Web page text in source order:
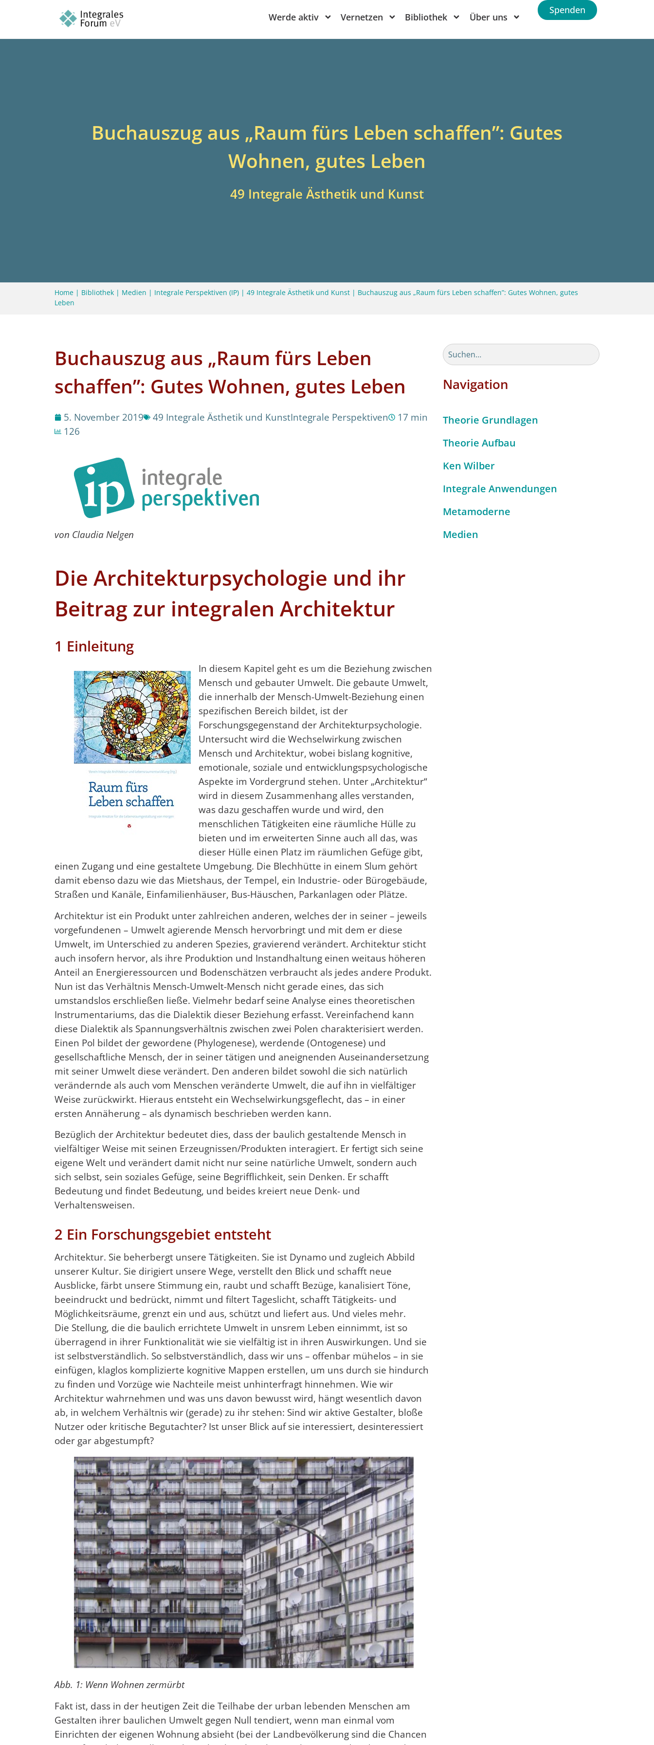
Werde aktiv Vernetzen Bibliothek Über uns
Spenden
Buchauszug aus „Raum fürs Leben schaffen”: Gutes
Wohnen, gutes Leben
49 Integrale Ästhetik und Kunst
Home | Bibliothek | Medien | Integrale Perspektiven (IP) | 49 Integrale Ästhetik und Kunst | Buchauszug aus „Raum fürs Leben schaffen”: Gutes Wohnen, gutes
Leben
Buchauszug aus „Raum fürs Leben
schaffen”: Gutes Wohnen, gutes Leben
5. November 2019 49 Integrale Ästhetik und KunstIntegrale Perspektiven
17 min
126
von Claudia Nelgen
Die Architekturpsychologie und ihr
Beitrag zur integralen Architektur
1 Einleitung
In diesem Kapitel geht es um die Beziehung zwischen
Mensch und gebauter Umwelt. Die gebaute Umwelt,
die innerhalb der Mensch-Umwelt-Beziehung einen
spezifischen Bereich bildet, ist der
Forschungsgegenstand der Architekturpsychologie.
Untersucht wird die Wechselwirkung zwischen
Mensch und Architektur, wobei bislang kognitive,
emotionale, soziale und entwicklungspsychologische
Aspekte im Vordergrund stehen. Unter „Architektur“
wird in diesem Zusammenhang alles verstanden,
was dazu geschaffen wurde und wird, den
menschlichen Tätigkeiten eine räumliche Hülle zu
bieten und im erweiterten Sinne auch all das, was
dieser Hülle einen Platz im räumlichen Gefüge gibt,
einen Zugang und eine gestaltete Umgebung. Die Blechhütte in einem Slum gehört
damit ebenso dazu wie das Mietshaus, der Tempel, ein Industrie- oder Bürogebäude,
Straßen und Kanäle, Einfamilienhäuser, Bus-Häuschen, Parkanlagen oder Plätze.
Architektur ist ein Produkt unter zahlreichen anderen, welches der in seiner – jeweils
vorgefundenen – Umwelt agierende Mensch hervorbringt und mit dem er diese
Umwelt, im Unterschied zu anderen Spezies, gravierend verändert. Architektur sticht
auch insofern hervor, als ihre Produktion und Instandhaltung einen weitaus höheren
Anteil an Energieressourcen und Bodenschätzen verbraucht als jedes andere Produkt.
Nun ist das Verhältnis Mensch-Umwelt-Mensch nicht gerade eines, das sich
umstandslos erschließen ließe. Vielmehr bedarf seine Analyse eines theoretischen
Instrumentariums, das die Dialektik dieser Beziehung erfasst. Vereinfachend kann
diese Dialektik als Spannungsverhältnis zwischen zwei Polen charakterisiert werden.
Einen Pol bildet der gewordene (Phylogenese), werdende (Ontogenese) und
gesellschaftliche Mensch, der in seiner tätigen und aneignenden Auseinandersetzung
mit seiner Umwelt diese verändert. Den anderen bildet sowohl die sich natürlich
verändernde als auch vom Menschen veränderte Umwelt, die auf ihn in vielfältiger
Weise zurückwirkt. Hieraus entsteht ein Wechselwirkungsgeflecht, das – in einer
ersten Annäherung – als dynamisch beschrieben werden kann.
Bezüglich der Architektur bedeutet dies, dass der baulich gestaltende Mensch in
vielfältiger Weise mit seinen Erzeugnissen/Produkten interagiert. Er fertigt sich seine
eigene Welt und verändert damit nicht nur seine natürliche Umwelt, sondern auch
sich selbst, sein soziales Gefüge, seine Begrifflichkeit, sein Denken. Er schafft
Bedeutung und findet Bedeutung, und beides kreiert neue Denk- und
Verhaltensweisen.
2 Ein Forschungsgebiet entsteht
Architektur. Sie beherbergt unsere Tätigkeiten. Sie ist Dynamo und zugleich Abbild
unserer Kultur. Sie dirigiert unsere Wege, verstellt den Blick und schafft neue
Ausblicke, färbt unsere Stimmung ein, raubt und schafft Bezüge, kanalisiert Töne,
beeindruckt und bedrückt, nimmt und filtert Tageslicht, schafft Tätigkeits- und
Möglichkeitsräume, grenzt ein und aus, schützt und liefert aus. Und vieles mehr.
Die Stellung, die die baulich errichtete Umwelt in unsrem Leben einnimmt, ist so
überragend in ihrer Funktionalität wie sie vielfältig ist in ihren Auswirkungen. Und sie
ist selbstverständlich. So selbstverständlich, dass wir uns – offenbar mühelos – in sie
einfügen, klaglos komplizierte kognitive Mappen erstellen, um uns durch sie hindurch
zu finden und Vorzüge wie Nachteile meist unhinterfragt hinnehmen. Wie wir
Architektur wahrnehmen und was uns davon bewusst wird, hängt wesentlich davon
ab, in welchem Verhältnis wir (gerade) zu ihr stehen: Sind wir aktive Gestalter, bloße
Nutzer oder kritische Begutachter? Ist unser Blick auf sie interessiert, desinteressiert
oder gar abgestumpft?
Abb. 1: Wenn Wohnen zermürbt
Fakt ist, dass in der heutigen Zeit die Teilhabe der urban lebenden Menschen am
Gestalten ihrer baulichen Umwelt gegen Null tendiert, wenn man einmal vom
Einrichten der eigenen Wohnung absieht (bei der Landbevölkerung sind die Chancen
Navigation
Theorie Grundlagen
Theorie Aufbau
Ken Wilber
Integrale Anwendungen
Metamoderne
Medien